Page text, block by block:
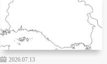
2026.07.13